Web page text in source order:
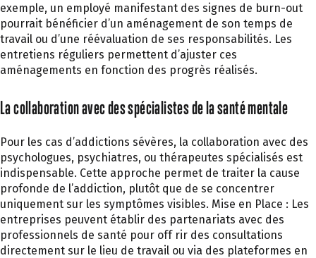
exemple, un employé manifestant des signes de burn-out
pourrait bénéficier d’un aménagement de son temps de
travail ou d’une réévaluation de ses responsabilités. Les
entretiens réguliers permettent d’ajuster ces
aménagements en fonction des progrès réalisés.
La collaboration avec des spécialistes de la santé mentale
Pour les cas d’addictions sévères, la collaboration avec des
psychologues, psychiatres, ou thérapeutes spécialisés est
indispensable. Cette approche permet de traiter la cause
profonde de l’addiction, plutôt que de se concentrer
uniquement sur les symptômes visibles. Mise en Place : Les
entreprises peuvent établir des partenariats avec des
professionnels de santé pour off rir des consultations
directement sur le lieu de travail ou via des plateformes en